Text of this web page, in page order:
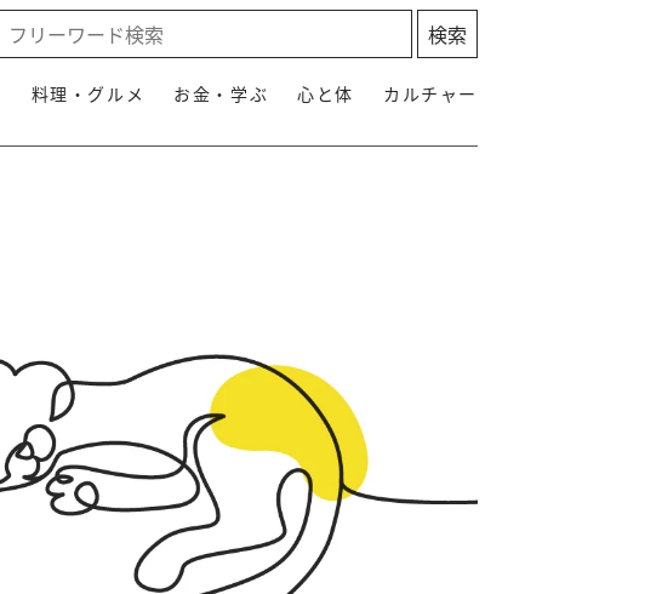
料理・グルメ お金・学ぶ 心と体 カルチャー